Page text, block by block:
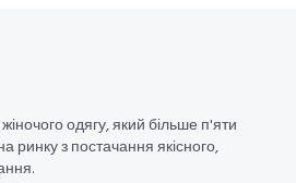
одягу, який більше п'яти
ринку з постачання якісного,